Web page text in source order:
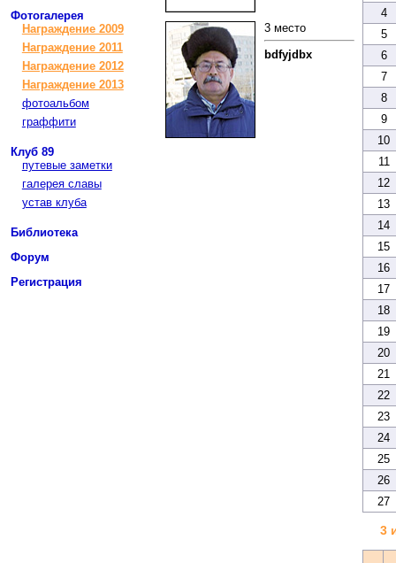
Фотогалерея
Награждение 2009
Награждение 2011
Награждение 2012
Награждение 2013
фотоальбом
граффити
Клуб 89
путевые заметки
галерея славы
устав клуба
Библиотека
Форум
Регистрация
3 место
bdfyjdbx
4
5
6
7
8
9
10
11
12
13
14
15
16
17
18
19
20
21
22
23
24
25
26
27
3